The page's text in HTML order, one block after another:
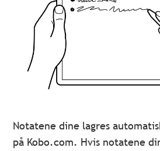
Notatene dine lagres
på Kobo.com. Hvis notatene